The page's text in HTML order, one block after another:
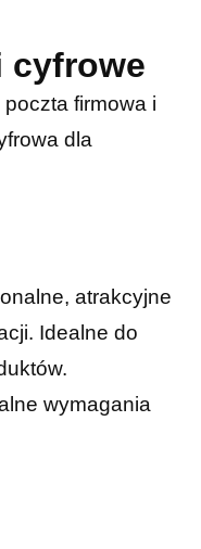
cyfrowe
firmowa i
dla
atrakcyjne
Idealne do
wymagania